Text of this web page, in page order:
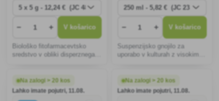
− + V košarico
Biološko fitofarmacevtsko
sredstvo v obliki disperznega
paprike in paradižnika pred
plesnijo.
− + V košarico
Suspenzijsko gnojilo za
uporabo v kulturah z visokimi
zelenjadarstvu in okrasnem
vrtnarstvu.
Na zalogi > 20 kos
Lahko imate pojutri, 11.08.
Na zalogi > 20 kos
Lahko imate pojutri, 11.08.